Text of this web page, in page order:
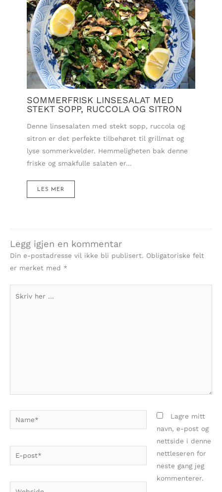
SOMMERFRISK LINSESALAT MED
STEKT SOPP, RUCCOLA OG SITRON
Denne linsesalaten med stekt sopp, ruccola og
sitron er det perfekte tilbehøret til grillmat og
lyse sommerkvelder. Hemmeligheten bak denne
friske og smakfulle salaten er…
LES MER
Legg igjen en kommentar
Din e-postadresse vil ikke bli publisert. Obligatoriske felt
er merket med *
post*
Webside
Lagre mitt
navn, e-post og
nettside i denne
nettleseren for
neste gang jeg
kommenterer.